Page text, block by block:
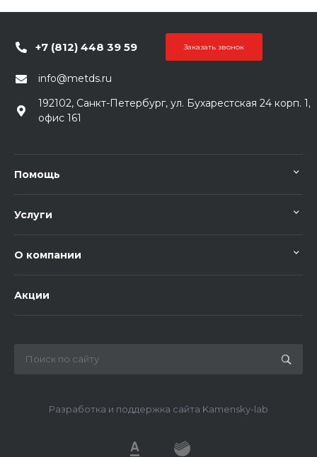
+7 (812) 448 39 59 Заказать звонок
info@metds.ru
192102, Санкт-Петербург, ул. Бухарестская 24 корп. 1,
офис 161
Помощь
Услуги
О компании
Акции
Разработка и поддержка сайта Kamensky-lab